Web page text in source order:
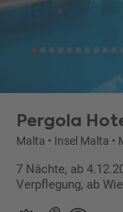
Pergola
Malta • Insel Malta •
7 Nächte, ab
Verpflegung, ab